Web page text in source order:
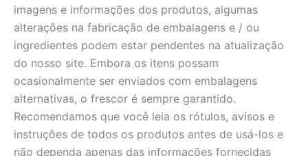
imagens e informações dos produtos, algumas
alterações na fabricação de embalagens e / ou
ingredientes podem estar pendentes na atualização
do nosso site. Embora os itens possam
ocasionalmente ser enviados com embalagens
alternativas, o frescor é sempre garantido.
Recomendamos que você leia os rótulos, avisos e
instruções de todos os produtos antes de usá-los e
não dependa apenas das informações fornecidas